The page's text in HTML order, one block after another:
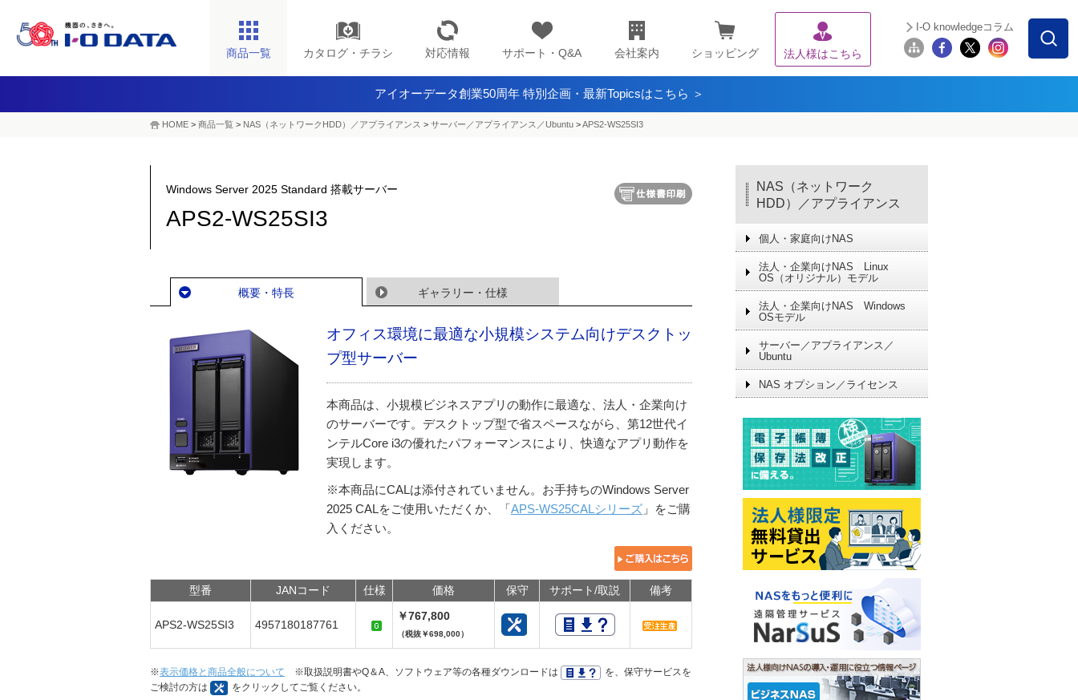
商品一覧 カタログ・チラシ 対応情報 サポート・Q&A 会社案内 ショッピング 法人様はこちら
I-O knowledgeコラム
アイオーデータ創業50周年 特別企画・最新Topicsはこちら ＞
HOME > 商品一覧 > NAS（ネットワークHDD）／アプライアンス​ > サーバー／アプライアンス／Ubuntu >APS2-WS25SI3
Windows Server 2025 Standard 搭載サーバー
APS2-WS25SI3
概要・特長 ギャラリー・仕様
オフィス環境に最適な小規模システム向けデスクトッ
プ型サーバー
本商品は、小規模ビジネスアプリの動作に最適な、法人・企業向け
のサーバーです。デスクトップ型で省スペースながら、第12世代イ
ンテルCore i3の優れたパフォーマンスにより、快適なアプリ動作を
実現します。
※本商品にCALは添付されていません。お手持ちのWindows Server
2025 CALをご使用いただくか、「APS-WS25CALシリーズ 」をご購
入ください。
型番 JANコード 仕様 価格 保守 サポート/取説 備考
APS2-WS25SI3 4957180187761
￥767,800
（税抜￥698,000）
※表示価格と商品全般について ※取扱説明書やQ＆A、ソフトウェア等の各種ダウンロードは
を、保守サービスを
ご検討の方は
をクリックしてご覧ください。
NAS（ネットワーク
HDD）／アプライアンス
個人・家庭向けNAS
法人・企業向けNAS Linux
OS（オリジナル）モデル
法人・企業向けNAS Windows
OSモデル
サーバー／アプライアンス／
Ubuntu
NAS オプション／ライセンス